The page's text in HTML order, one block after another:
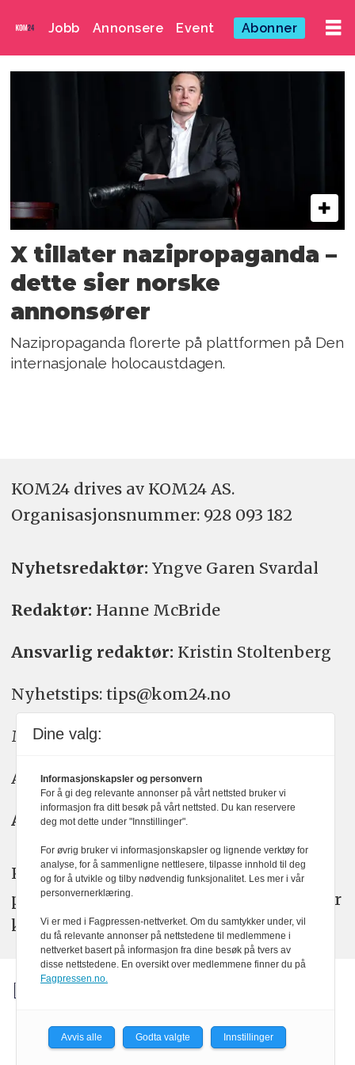
Jobb Annonsere Event Abonner
Emne:
X tillater nazipropaganda –
dette sier norske
annonsører
Nazipropaganda florerte på plattformen på Den
internasjonale holocaustdagen.
KOM24 drives av KOM24 AS.
Organisasjons­nummer: 928 093 182
Nyhetsredaktør: Yngve Garen Svardal
Redaktør: Hanne McBride
Ansvarlig redaktør: Kristin Stoltenberg
Nyhetstips: tips@kom24.no
Meninger: meninger@kom24.no
Annonse: annonse@watchmedia.no
Abonnement:kom24@watchmedia.no
KOM24 arbeider etter Vær Varsom-
plakatens regler for god presseskikk. Her
kan du lese mer omPFUsarbeid.
Dine valg:
Informasjonskapsler og personvern
For å gi deg relevante annonser på vårt nettsted bruker vi
informasjon fra ditt besøk på vårt nettsted. Du kan reservere
deg mot dette under "Innstillinger".
For øvrig bruker vi informasjonskapsler og lignende verktøy for
analyse, for å sammenligne nettlesere, tilpasse innhold til deg
og for å utvikle og tilby nødvendig funksjonalitet. Les mer i vår
personvernerklæring.
Vi er med i Fagpressen-nettverket. Om du samtykker under, vil
du få relevante annonser på nettstedene til medlemmene i
nettverket basert på informasjon fra dine besøk på tvers av
disse nettstedene. En oversikt over medlemmene finner du på
Fagpressen.no.
Avvis alle Godta valgte Innstillinger